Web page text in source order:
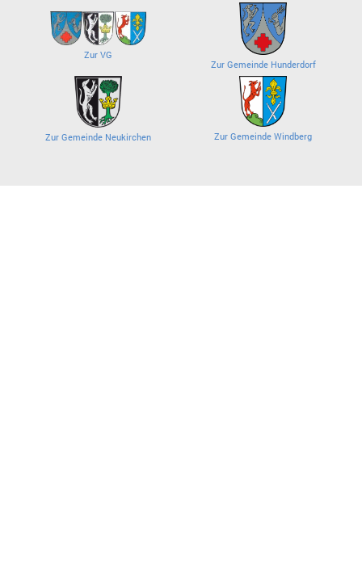
Zur VG
Zur Gemeinde Hunderdorf
Zur Gemeinde Neukirchen Zur Gemeinde Windberg